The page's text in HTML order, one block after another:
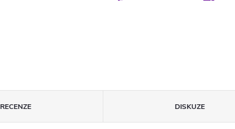
RECENZE DISKUZE